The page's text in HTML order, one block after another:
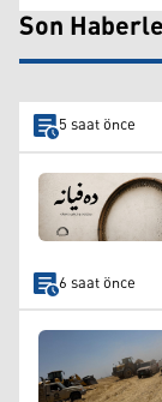
Son
5 saat önce
6 saat önce